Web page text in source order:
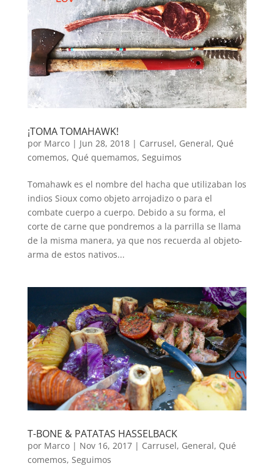
¡TOMA TOMAHAWK!
por Marco| Jun 28, 2018| Carrusel, General, Qué
comemos, Qué quemamos, Seguimos
Tomahawk es el nombre del hacha que utilizaban los
indios Sioux como objeto arrojadizo o para el
combate cuerpo a cuerpo. Debido a su forma, el
corte de carne que pondremos a la parrilla se llama
de la misma manera, ya que nos recuerda al objeto-
arma de estos nativos...
T-BONE & PATATAS HASSELBACK
por Marco| Nov 16, 2017| Carrusel, General, Qué
comemos, Seguimos